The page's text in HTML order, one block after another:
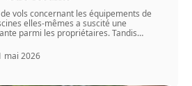
vols concernant les équipements de
elles-mêmes a suscité une
parmi les propriétaires. Tandis…
mai 2026